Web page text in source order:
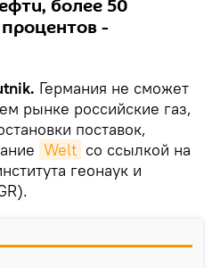
более 50
-
Германия не сможет
рынке российские газ,
поставок,
Welt со ссылкой на
геонаук и